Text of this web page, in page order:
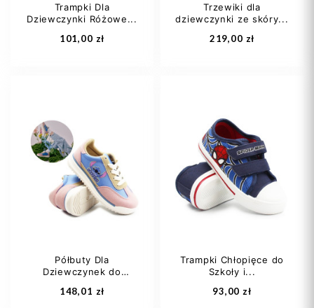
Trampki Dla
Dziewczynki Różowe...
101,00 zł
21 22
24
25
Dodaj do koszyka
Trzewiki dla
dziewczynki ze skóry...
219,00 zł
23
Dodaj do koszyka
Półbuty Dla
Dziewczynek do
148,01 zł
Trampki Chłopięce do
Szkoły i...
93,00 zł